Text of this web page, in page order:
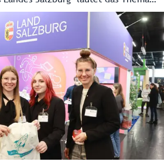
der Plenarsitzung des Salzburger
2024. Landtagspräsidentin Brigitta
die weiteren Themen der
Verkehr und Bildung.